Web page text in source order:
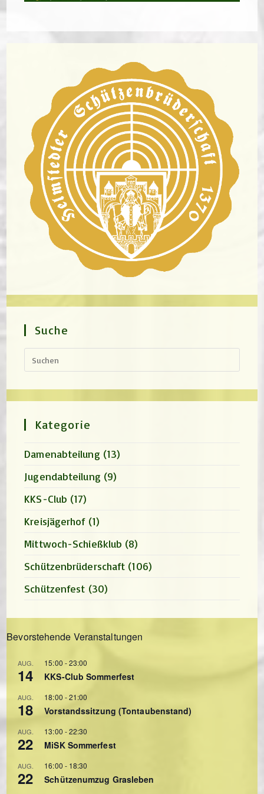
Suche
Kategorie
Damenabteilung (13)
Jugendabteilung (9)
KKS-Club (17)
Kreisjägerhof (1)
Mittwoch-Schießklub (8)
Schützenbrüderschaft (106)
Schützenfest (30)
Bevorstehende Veranstaltungen
AUG.
14
15:00 -23:00
KKS-Club Sommerfest
AUG.
18
18:00 -21:00
Vorstandssitzung (Tontaubenstand)
AUG.
22
13:00 -22:30
MiSK Sommerfest
AUG.
22
16:00 - 18:30
Schützenumzug Grasleben